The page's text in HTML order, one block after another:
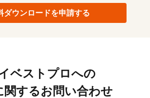
ダウンロードを申請する
ベストプロへの
関するお問い合わせ